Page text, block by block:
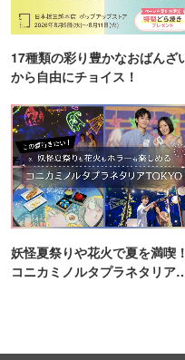
17種類の彩り豊かなおばんざ
から自由にチョイス！
妖怪夏祭りや花火で夏を満喫！
コニカミノルタプラネタリア